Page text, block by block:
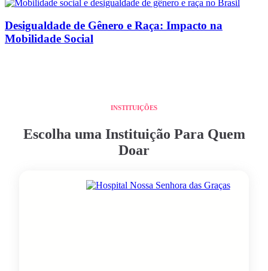
Desigualdade de Gênero e Raça: Impacto na
Mobilidade Social
INSTITUIÇÕES
Escolha uma Instituição Para Quem
Doar